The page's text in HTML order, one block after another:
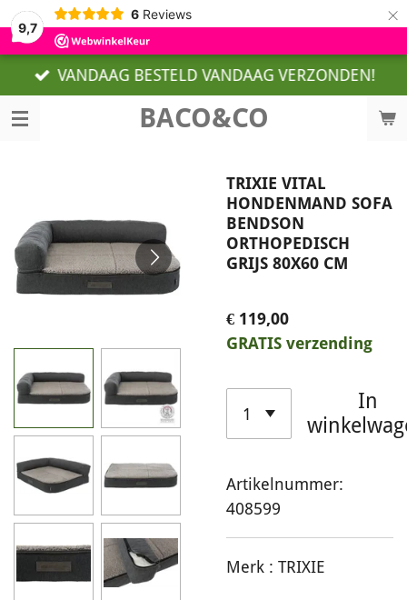
9,7
6 Reviews ×
BACO&CO
VANDAAG BESTELD VANDAAG VERZONDEN!
TRIXIE VITAL
HONDENMAND SOFA
BENDSON
ORTHOPEDISCH
GRIJS 80X60 CM
€ 119,00
GRATIS verzending
In
Artikelnummer:
408599
Merk : TRIXIE